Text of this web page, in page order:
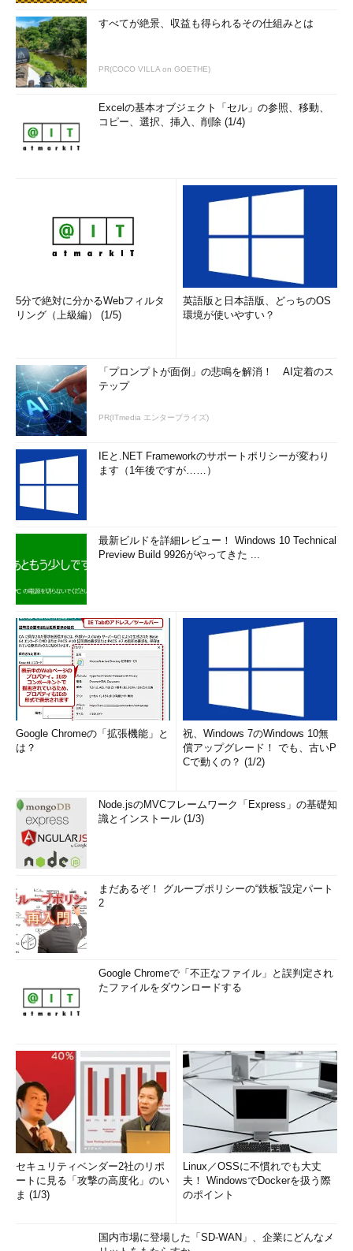
Seleniumの基礎をマスターしたら、次はさらに高度な
Seleniumの使い方をマスターしてみてください。
すべてが絶景、収益も得られるその仕組みとは
PR(COCO VILLA on GOETHE)
Excelの基本オブジェクト「セル」の参照、移動、
コピー、選択、挿入、削除 (1/4)
5分で絶対に分かるWebフィルタ
リング（上級編） (1/5)
英語版と日本語版、どっちのOS
環境が使いやすい？
「プロンプトが面倒」の悲鳴を解消！ AI定着のス
テップ
PR(ITmedia エンタープライズ)
IEと.NET Frameworkのサポートポリシーが変わり
ます（1年後ですが……）
最新ビルドを詳細レビュー！ Windows 10 Technical
Preview Build 9926がやってきた ...
Google Chromeの「拡張機能」と
は？
祝、Windows 7のWindows 10無
償アップグレード！ でも、古いP
Cで動くの？ (1/2)
Node.jsのMVCフレームワーク「Express」の基礎知
識とインストール (1/3)
まだあるぞ！ グループポリシーの“鉄板”設定パート
2
Google Chromeで「不正なファイル」と誤判定され
たファイルをダウンロードする
セキュリティベンダー2社のリポ
ートに見る「攻撃の高度化」のい
ま (1/3)
Linux／OSSに不慣れでも大丈
夫！ WindowsでDockerを扱う際
のポイント
国内市場に登場した「SD-WAN」、企業にどんなメ